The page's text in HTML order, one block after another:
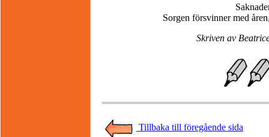
Sorgen försvinner med
Skriven av
Tillbaka till föregående sida